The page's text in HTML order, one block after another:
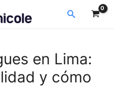
Buscar
en Lima:
y cómo